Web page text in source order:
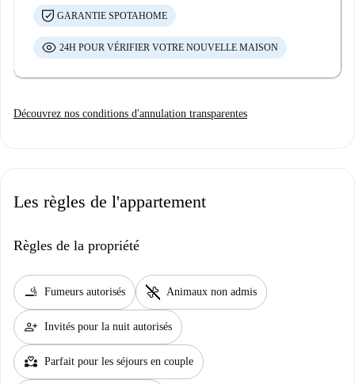
GARANTIE SPOTAHOME
24H POUR VÉRIFIER VOTRE NOUVELLE MAISON
Découvrez nos conditions d'annulation transparentes
Les règles de l'appartement
Règles de la propriété
smoking_rooms Fumeurs autorisés pet_supplies Animaux non admis
person_add Invités pour la nuit autorisés
partner_heart Parfait pour les séjours en couple